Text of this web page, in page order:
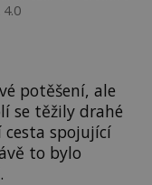
4.0
potěšení, ale
se těžily drahé
spojující
to bylo